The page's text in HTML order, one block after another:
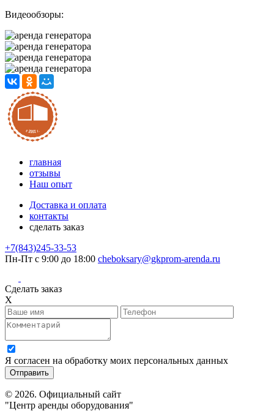
Видеообзоры:
главная
отзывы
Наш опыт
Доставка и оплата
контакты
сделать заказ
+7(843)245-33-53
Пн-Пт с 9:00 до 18:00 cheboksary@gkprom-arenda.ru
Сделать заказ
X
Я согласен на обработку моих персональных данных
© 2026. Официальный сайт
"Центр аренды оборудования"